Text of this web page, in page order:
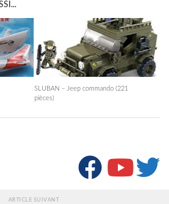
SLUBAN – Jeep commando (221
pièces)
ARTICLE SUIVANT